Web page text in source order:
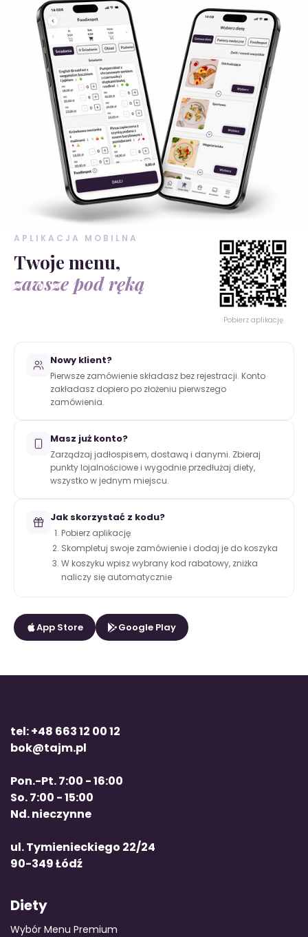
APLIKACJA MOBILNA
Twoje menu,
zawsze pod ręką
Pobierz aplikację
Nowy klient?
Pierwsze zamówienie składasz bez rejestracji. Konto
zakładasz dopiero po złożeniu pierwszego
zamówienia.
Masz już konto?
Zarządzaj jadłospisem, dostawą i danymi. Zbieraj
punkty lojalnościowe i wygodnie przedłużaj diety,
wszystko w jednym miejscu.
Jak skorzystać z kodu?
Pobierz aplikację
Skompletuj swoje zamówienie i dodaj je do koszyka
W koszyku wpisz wybrany kod rabatowy, zniżka
naliczy się automatycznie
App Store Google Play
tel: +48 663 12 00 12
bok@tajm.pl
Pon.-Pt. 7:00 - 16:00
So. 7:00 - 15:00
Nd. nieczynne
ul. Tymienieckiego 22/24
90-349 Łódź
Diety
Wybór Menu Premium